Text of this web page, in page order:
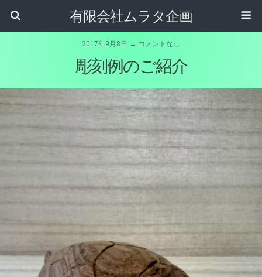
有限会社ムラタ企画
2017年9月8日 ↔ コメントなし
彫刻例のご紹介